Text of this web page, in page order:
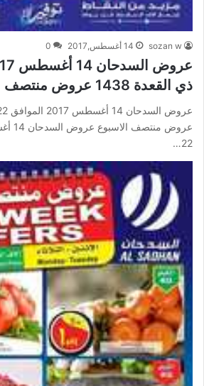
sozan w 14 أغسطس,2017 0
ذي القعدة 1438 عروض منتصف الاسبوع
22…